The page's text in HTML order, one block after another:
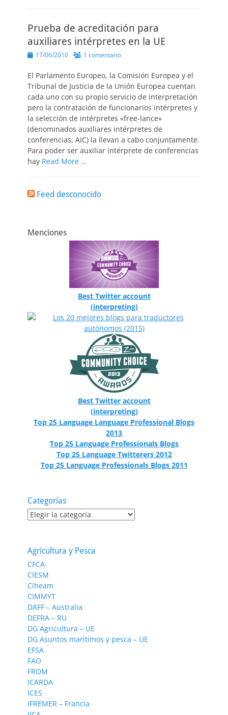
Prueba de acreditación para
auxiliares intérpretes en la UE
Publicado
17/06/2010 1 comentario
El Parlamento Europeo, la Comisión Europea y el
Tribunal de Justicia de la Unión Europea cuentan
cada uno con su propio servicio de interpretación
pero la contratación de funcionarios intérpretes y
la selección de intérpretes «free-lance»
(denominados auxiliares intérpretes de
conferencias, AIC) la llevan a cabo conjuntamente.
Para poder ser auxiliar intérprete de conferencias
hay Read More …
Feed desconocido
Menciones
Best Twitter account
(interpreting)
Best Twitter account
(interpreting)
Top 25 Language Language Professional Blogs
2013
Top 25 Language Professionals Blogs
Top 25 Language Twitterers 2012
Top 25 Language Professionals Blogs 2011
Categorías
Categorías
Agricultura y Pesca
CFCA
CIESM
Ciheam
CIMMYT
DAFF – Australia
DEFRA – RU
DG Agricultura – UE
DG Asuntos marítimos y pesca – UE
EFSA
FAO
FROM
ICARDA
ICES
IFREMER – Francia